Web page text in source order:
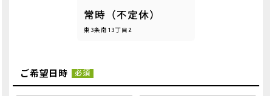
常時（不定休）
東3条南13丁目2
ご希望日時 必須